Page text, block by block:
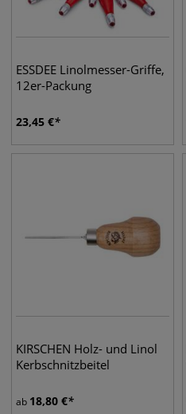
ESSDEE Linolmesser-Griffe,
12er-Packung
23,45 €
KIRSCHEN Holz- und Linol
Kerbschnitzbeitel
ab 18,80 €